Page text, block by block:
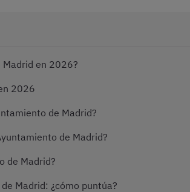
Madrid en 2026?
2026
de Madrid?
de Madrid?
de Madrid?
Madrid: ¿cómo puntúa?